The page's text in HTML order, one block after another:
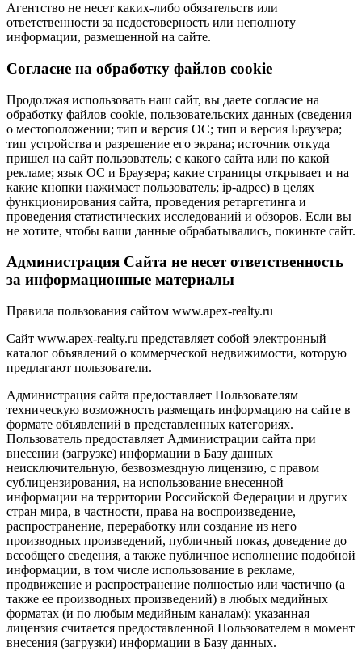
Агентство не несет каких-либо обязательств или
ответственности за недостоверность или неполноту
информации, размещенной на сайте.
Cогласие на обработку файлов cookie
Продолжая использовать наш сайт, вы даете согласие на
обработку файлов cookie, пользовательских данных (сведения
о местоположении; тип и версия ОС; тип и версия Браузера;
тип устройства и разрешение его экрана; источник откуда
пришел на сайт пользователь; с какого сайта или по какой
рекламе; язык ОС и Браузера; какие страницы открывает и на
какие кнопки нажимает пользователь; ip-адрес) в целях
функционирования сайта, проведения ретаргетинга и
проведения статистических исследований и обзоров. Если вы
не хотите, чтобы ваши данные обрабатывались, покиньте сайт.
Администрация Сайта не несет ответственность
за информационные материалы
Правила пользования сайтом www.apex-realty.ru
Сайт www.apex-realty.ru представляет собой электронный
каталог объявлений о коммерческой недвижимости, которую
предлагают пользователи.
Администрация сайта предоставляет Пользователям
техническую возможность размещать информацию на сайте в
формате объявлений в представленных категориях.
Пользователь предоставляет Администрации сайта при
внесении (загрузке) информации в Базу данных
неисключительную, безвозмездную лицензию, с правом
сублицензирования, на использование внесенной
информации на территории Российской Федерации и других
стран мира, в частности, права на воспроизведение,
распространение, переработку или создание из него
производных произведений, публичный показ, доведение до
всеобщего сведения, а также публичное исполнение подобной
информации, в том числе использование в рекламе,
продвижение и распространение полностью или частично (а
также ее производных произведений) в любых медийных
форматах (и по любым медийным каналам); указанная
лицензия считается предоставленной Пользователем в момент
внесения (загрузки) информации в Базу данных.